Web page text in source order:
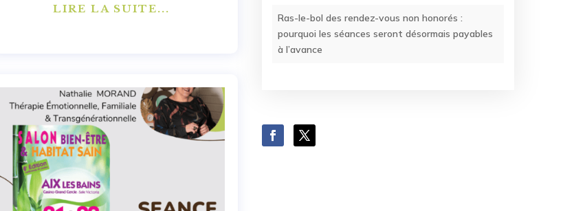
LIRE LA SUITE...
Ras-le-bol des rendez-vous non honorés :
pourquoi les séances seront désormais payables
à l’avance